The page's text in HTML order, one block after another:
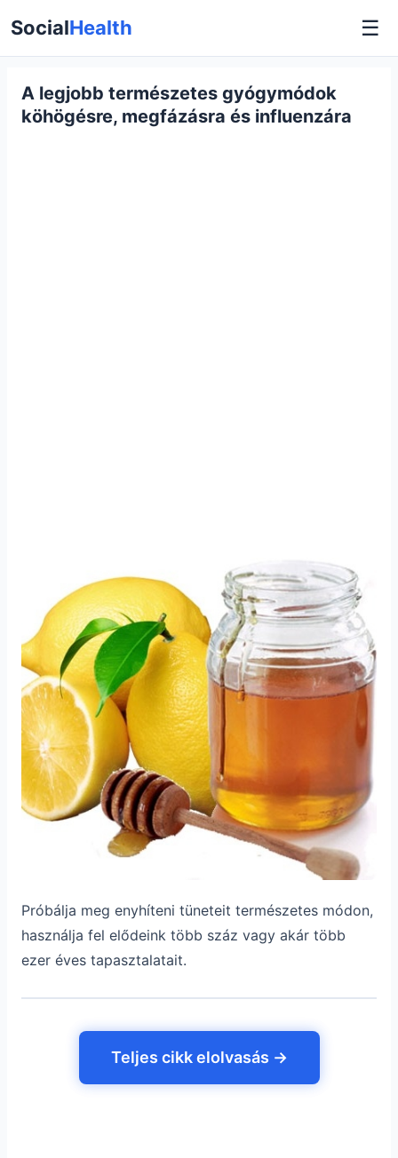
SocialHealth ☰
A legjobb természetes gyógymódok
köhögésre, megfázásra és influenzára
Próbálja meg enyhíteni tüneteit természetes módon,
használja fel elődeink több száz vagy akár több
ezer éves tapasztalatait.
Teljes cikk elolvasás →